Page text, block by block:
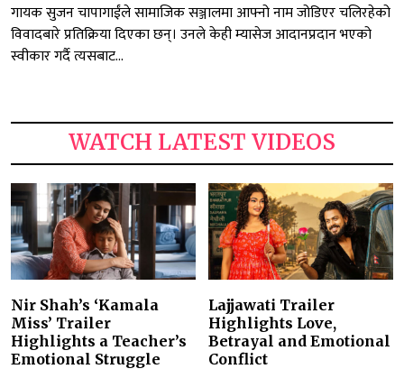
गायक सुजन चापागाईंले सामाजिक सञ्जालमा आफ्नो नाम जोडिएर चलिरहेको
विवादबारे प्रतिक्रिया दिएका छन्। उनले केही म्यासेज आदानप्रदान भएको
स्वीकार गर्दै त्यसबाट...
WATCH LATEST VIDEOS
Nir Shah’s ‘Kamala
Miss’ Trailer
Highlights a Teacher’s
Emotional Struggle
Lajjawati Trailer
Highlights Love,
Betrayal and Emotional
Conflict